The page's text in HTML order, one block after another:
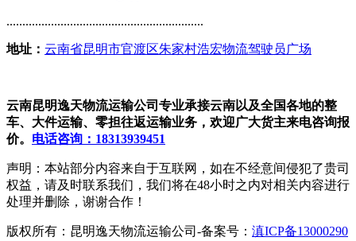
..............................................................
地址： 云南省昆明市官渡区朱家村浩宏物流驾驶员广场
云南昆明逸天物流运输公司专业承接云南以及全国各地的整
车、大件运输、零担往返运输业务，欢迎广大货主来电咨询报
价。 电话咨询：18313939451
声明：本站部分内容来自于互联网，如在不经意间侵犯了贵司
权益，请及时联系我们，我们将在48小时之内对相关内容进行
处理并删除，谢谢合作！
版权所有：昆明逸天物流运输公司-备案号： 滇ICP备13000290